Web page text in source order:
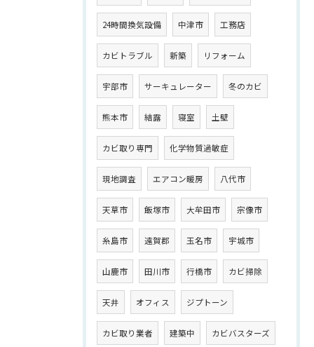
24時間換気設備 中津市 工務店
カビトラブル 新築 リフォーム
宇部市 サーキュレーター 冬のカビ
熊本市 結露 寝室 土壁
カビ取り専門 化学物質過敏症
現地調査 エアコン暖房 八代市
天草市 飯塚市 大牟田市 宗像市
糸島市 遠賀郡 玉名市 宇城市
山鹿市 田川市 行橋市 カビ掃除
天井 オフィス ジプトーン
カビ取り業者 建築中 カビバスターズ